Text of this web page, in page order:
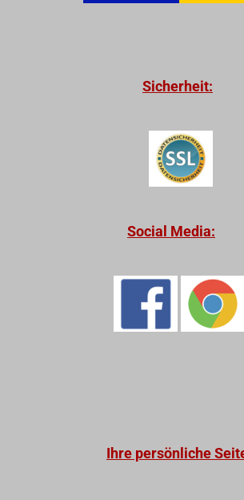
Sicherheit:
Social Media:
Ihre persönliche